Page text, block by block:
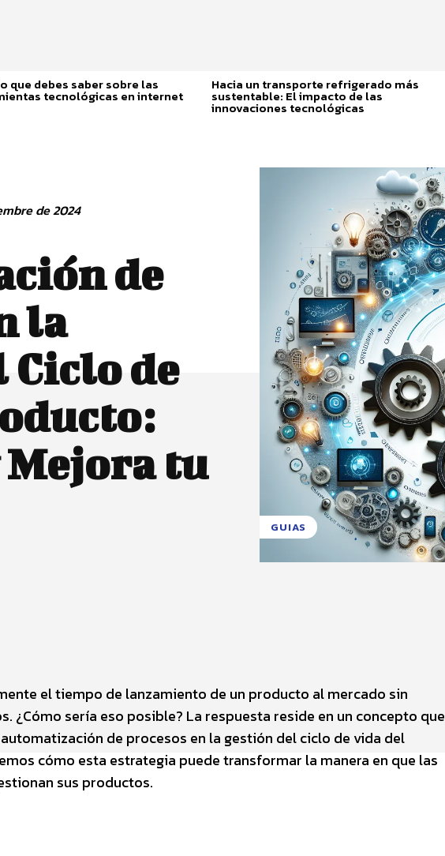
que debes saber sobre las
tecnológicas en internet
Hacia un transporte refrigerado más
sustentable: El impacto de las
innovaciones tecnológicas
de 2024
de
la
Ciclo de
tu
GUIAS
el tiempo de lanzamiento de un producto al mercado sin
¿Cómo sería eso posible? La respuesta reside en un concepto que
de procesos en la gestión del ciclo de vida del
cómo esta estrategia puede transformar la manera en que las
sus productos.